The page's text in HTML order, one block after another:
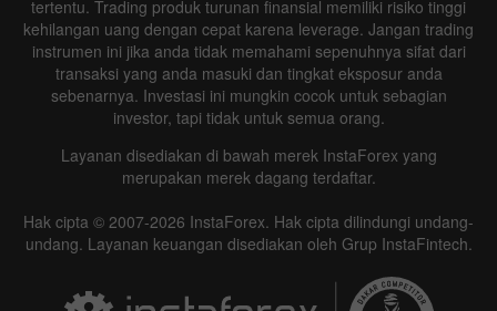
tertentu. Trading produk turunan finansial memiliki risiko tinggi
kehilangan uang dengan cepat karena leverage. Jangan trading
instrumen ini jika anda tidak memahami sepenuhnya sifat dari
transaksi yang anda masuki dan tingkat eksposur anda
sebenarnya. Investasi ini mungkin cocok untuk sebagian
investor, tapi tidak untuk semua orang.
Layanan disediakan di bawah merek InstaForex yang
merupakan merek dagang terdaftar.
Hak cipta © 2007-2026 InstaForex. Hak cipta dilindungi undang-
undang. Layanan keuangan disediakan oleh Grup InstaFintech.